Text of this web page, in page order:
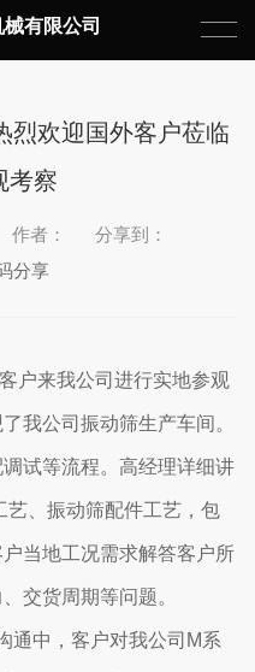
有限公司
欢迎国外客户莅临
考察
作者：
分享到：
分享
来我公司进行实地参观
我公司振动筛生产车间。
试等流程。高经理详细讲
艺、振动筛配件工艺，包
当地工况需求解答客户所
交货周期等问题。
中，客户对我公司M系